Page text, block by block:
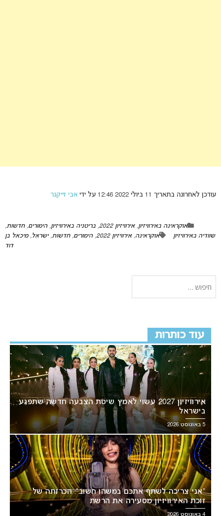
עודכן לאחרונה בתאריך 11 ביולי 2022 12:46 על ידי אבי זייקנר
אוקראינה באירוויזיון,אירוויזיון 2022 , בריטניה באירוויזיון,הימורים,חדשות,
שוודיה באירוויזיון
אוקראינה,אירוויזיון 2022 ,הימורים,חדשות,ישראל,מיכאל בן
דוד
עוד כותרות
אירוויזיון 2027 עשוי לאמץ שיטת הצבעה חדשה שתפגע
בישראל
5 באוגוסט 2026
“אני צריכה לשתף אתכם במשהו חשוב”: הכרזתה של
זוכת האירוויזיון מסעירה את הרשת
4 באוגוסט 2026